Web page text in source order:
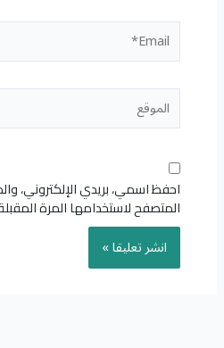
Email*
الموقع
احفظ اسمي، بريدي الإلكتروني،
المتصفح لاستخدامها المرة